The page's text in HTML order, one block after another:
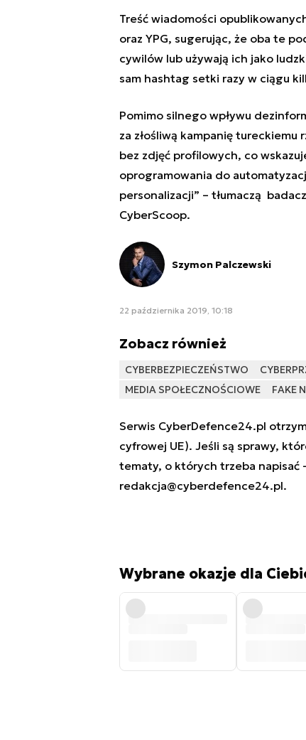
Treść wiadomości
oraz YPG, sugerując, że oba te
cywilów lub używają ich jako
sam hashtag setki razy w ciągu
Pomimo silnego wpływu
za złośliwą kampanię
bez zdjęć profilowych, co
oprogramowania do
personalizacji” – tłumaczą
CyberScoop.
Szymon Palczewski
22 października 2019, 10:18
Zobacz również
CYBERBEZPIECZEŃSTWO
MEDIA SPOŁECZNOŚCIOWE
FAKE
Serwis CyberDefence24.pl
cyfrowej UE). Jeśli są sprawy,
tematy, o których trzeba napisać
redakcja@cyberdefence24.pl.
Wybrane okazje dla